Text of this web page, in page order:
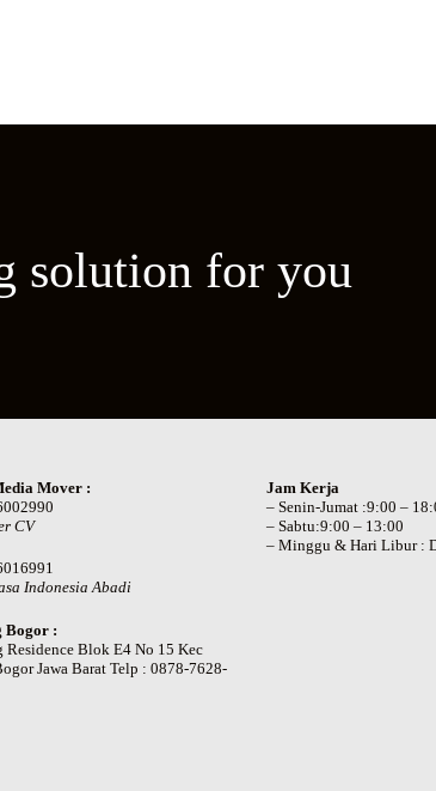
solution for you
Mover :
CV
Indonesia Abadi
Bogor :
Residence Blok E4 No 15 Kec
Jawa Barat Telp : 0878-7628-
Jam Kerja
– Senin-Jumat :9:00 –
– Sabtu:9:00 – 13:00
– Minggu & Hari Libur :